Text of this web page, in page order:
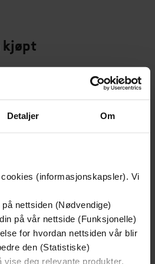
Detaljer Om
(informasjonskapsler). Vi
nettsiden (Nødvendige)
på vår nettside (Funksjonelle)
for hvordan nettsiden vår blir
den (Statistiske)
deg relevante produkter,
kjøpt
109,-